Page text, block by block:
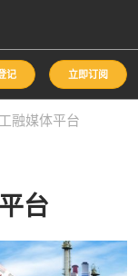
记 立即订阅
融媒体平台
台